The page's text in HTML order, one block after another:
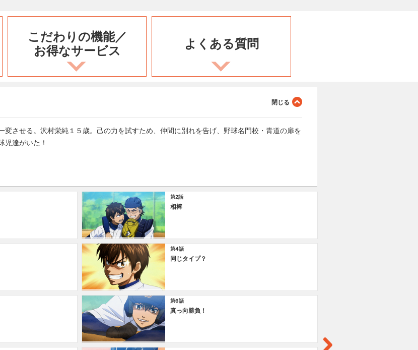
こだわりの機能／
お得なサービス
よくある質問
させる。沢村栄純１５歳。己の力を試すため、仲間に別れを告げ、野球名門校・青道の扉を
児達がいた！
第2話
相棒
第4話
同じタイプ？
第6話
真っ向勝負！